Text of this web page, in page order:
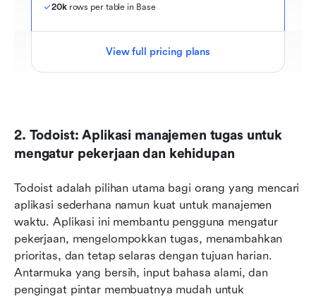
20k rows per table in Base
View full pricing plans
2. Todoist: Aplikasi manajemen tugas untuk
mengatur pekerjaan dan kehidupan
Todoist adalah pilihan utama bagi orang yang mencari
aplikasi sederhana namun kuat untuk manajemen
waktu. Aplikasi ini membantu pengguna mengatur
pekerjaan, mengelompokkan tugas, menambahkan
prioritas, dan tetap selaras dengan tujuan harian.
Antarmuka yang bersih, input bahasa alami, dan
pengingat pintar membuatnya mudah untuk